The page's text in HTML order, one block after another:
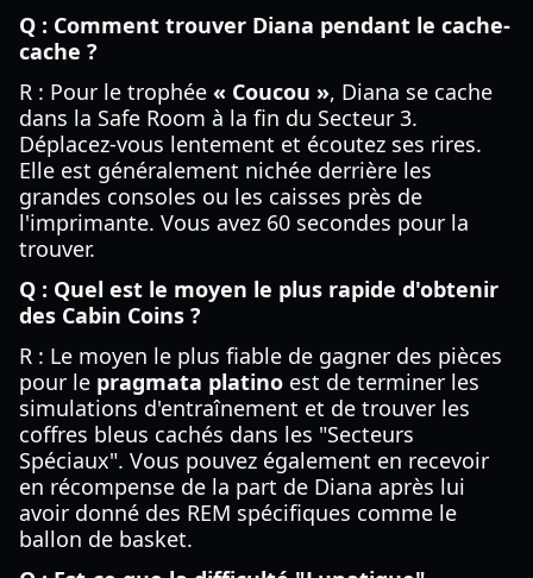
Q : Comment trouver Diana pendant le cache-
cache ?
R : Pour le trophée « Coucou », Diana se cache
dans la Safe Room à la fin du Secteur 3.
Déplacez-vous lentement et écoutez ses rires.
Elle est généralement nichée derrière les
grandes consoles ou les caisses près de
l'imprimante. Vous avez 60 secondes pour la
trouver.
Q : Quel est le moyen le plus rapide d'obtenir
des Cabin Coins ?
R : Le moyen le plus fiable de gagner des pièces
pour le pragmata platino est de terminer les
simulations d'entraînement et de trouver les
coffres bleus cachés dans les "Secteurs
Spéciaux". Vous pouvez également en recevoir
en récompense de la part de Diana après lui
avoir donné des REM spécifiques comme le
ballon de basket.